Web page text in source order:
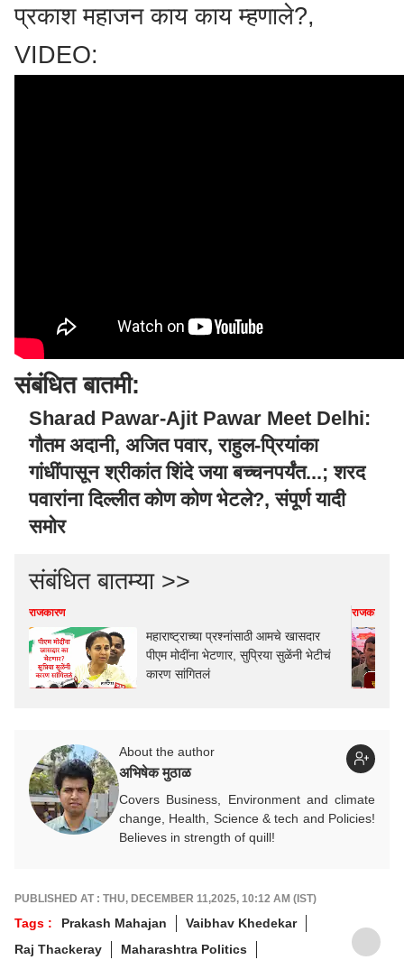
प्रकाश महाजन काय काय म्हणाले?,
VIDEO:
संबंधित बातमी:
Sharad Pawar-Ajit Pawar Meet Delhi:
गौतम अदानी, अजित पवार, राहुल-प्रियांका
गांधींपासून श्रीकांत शिंदे जया बच्चनपर्यंत...; शरद
पवारांना दिल्लीत कोण कोण भेटले?, संपूर्ण यादी
समोर
संबंधित बातम्या >>
राजकारण
महाराष्ट्राच्या प्रश्नांसाठी आमचे खासदार
पीएम मोदींना भेटणार, सुप्रिया सुळेंनी भेटीचं
कारण सांगितलं
राजकारण
About the author
अभिषेक मुठाळ
Covers Business, Environment and climate
change, Health, Science & tech and Policies!
Believes in strength of quill!
PUBLISHED AT : THU, DECEMBER 11,2025, 10:12 AM (IST)
Tags : Prakash Mahajan
Vaibhav Khedekar
Raj Thackeray
Maharashtra Politics